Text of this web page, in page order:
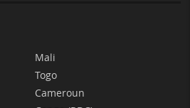
Mali
Togo
Cameroun